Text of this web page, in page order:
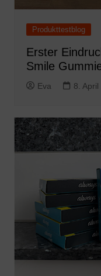
Produkttestblog
Erster
Smile
Eva 8. April